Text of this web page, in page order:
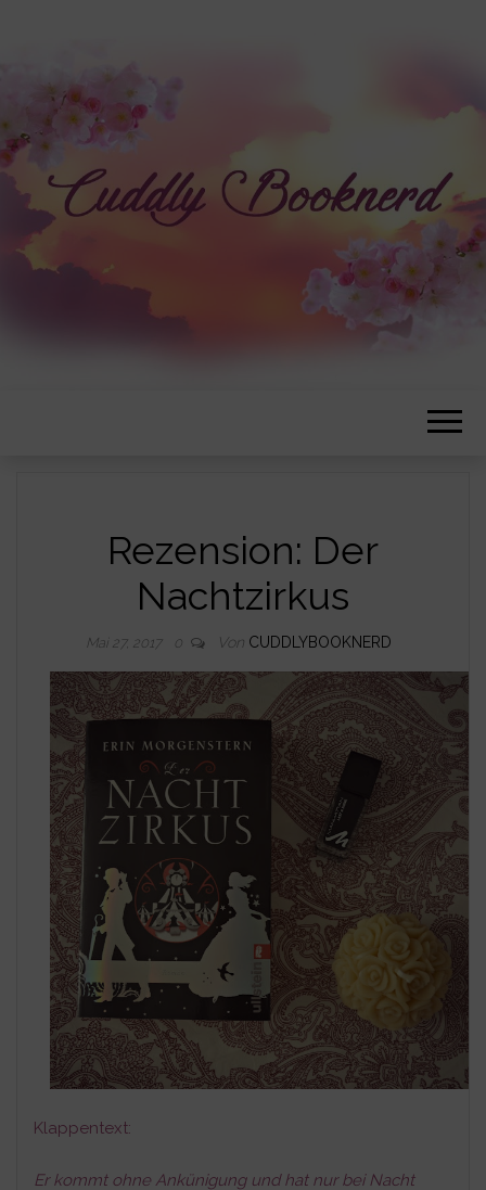
Rezension: Der
Nachtzirkus
Mai 27, 2017 0 Von CUDDLYBOOKNERD
Klappentext:
Er kommt ohne Ankünigung und hat nur bei Nacht